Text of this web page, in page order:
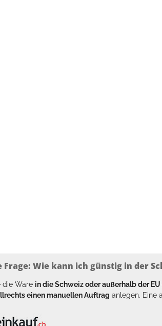
Frage: Wie kann ich günstig in der
die Ware in die Schweiz oder außerhalb der
einen manuellen Auftrag anlegen. Eine